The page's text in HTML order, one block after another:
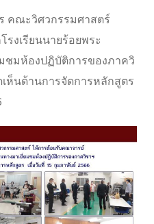
คณะวิศวกรรมศาสตร์
งเรียนนายร้อยพระ
ชมห้องปฏิบัติการของภาควิ
ห็นด้านการจัดการหลักสูตร